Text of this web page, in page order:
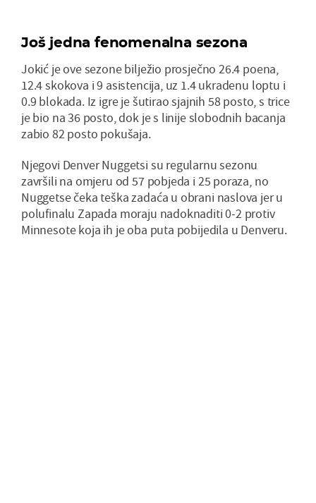
Još jedna fenomenalna sezona
Jokić je ove sezone bilježio prosječno 26.4 poena,
12.4 skokova i 9 asistencija, uz 1.4 ukradenu loptu i
0.9 blokada. Iz igre je šutirao sjajnih 58 posto, s trice
je bio na 36 posto, dok je s linije slobodnih bacanja
zabio 82 posto pokušaja.
Njegovi Denver Nuggetsi su regularnu sezonu
završili na omjeru od 57 pobjeda i 25 poraza, no
Nuggetse čeka teška zadaća u obrani naslova jer u
polufinalu Zapada moraju nadoknaditi 0-2 protiv
Minnesote koja ih je oba puta pobijedila u Denveru.